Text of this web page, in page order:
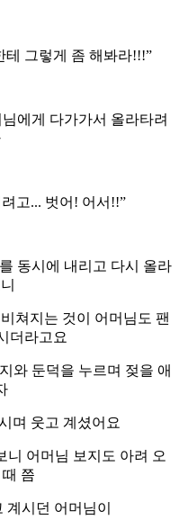
테 그렇게 좀 해봐라!!!”
에게 다가가서 올라타려
고... 벗어! 어서!!”
동시에 내리고 다시 올라
쳐지는 것이 어머님도 팬
더라고요
와 둔덕을 누르며 젖을 애
며 웃고 계셨어요
니 어머님 보지도 아려 오
쯤
시던 어머님이